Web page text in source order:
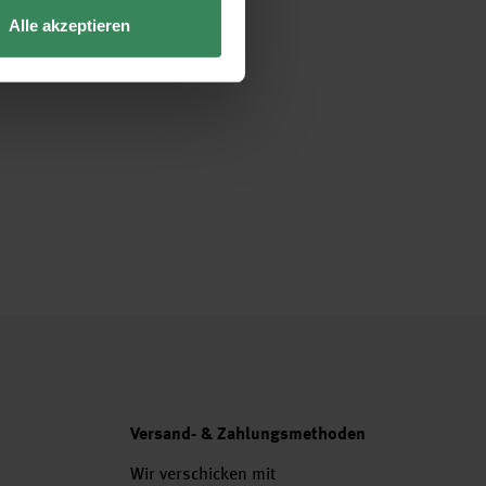
Alle akzeptieren
Versand- & Zahlungsmethoden
Wir verschicken mit